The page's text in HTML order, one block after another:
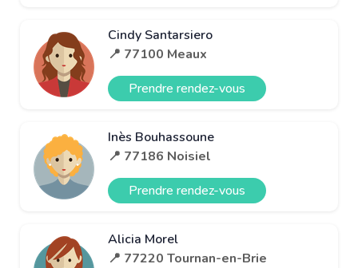
Cindy Santarsiero
📍 77100 Meaux
Prendre rendez-vous
Inès Bouhassoune
📍 77186 Noisiel
Prendre rendez-vous
Alicia Morel
📍 77220 Tournan-en-Brie